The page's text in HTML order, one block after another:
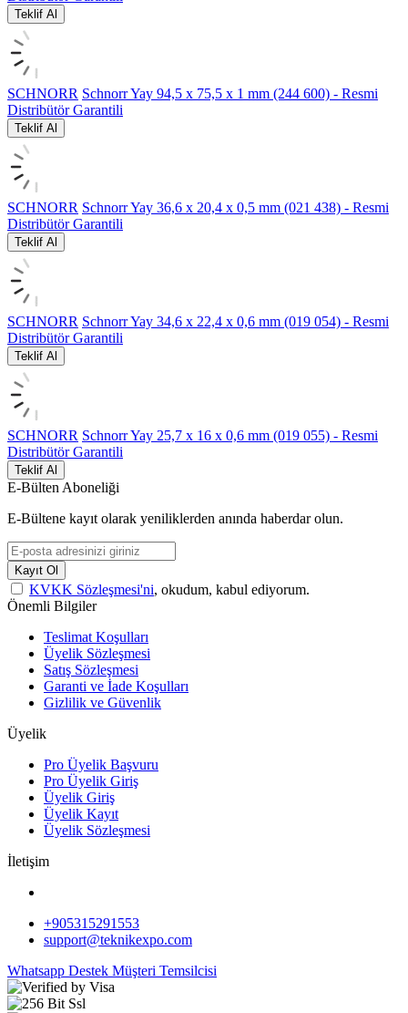
Teklif Al
SCHNORR Schnorr Yay 94,5 x 75,5 x 1 mm (244 600) - Resmi
Distribütör Garantili
Teklif Al
SCHNORR Schnorr Yay 36,6 x 20,4 x 0,5 mm (021 438) - Resmi
Distribütör Garantili
Teklif Al
SCHNORR Schnorr Yay 34,6 x 22,4 x 0,6 mm (019 054) - Resmi
Distribütör Garantili
Teklif Al
SCHNORR Schnorr Yay 25,7 x 16 x 0,6 mm (019 055) - Resmi
Distribütör Garantili
Teklif Al
E-Bülten Aboneliği
E-Bültene kayıt olarak yeniliklerden anında haberdar olun.
Kayıt Ol
KVKK Sözleşmesi'ni, okudum, kabul ediyorum.
Önemli Bilgiler
Teslimat Koşulları
Üyelik Sözleşmesi
Satış Sözleşmesi
Garanti ve İade Koşulları
Gizlilik ve Güvenlik
Üyelik
Pro Üyelik Başvuru
Pro Üyelik Giriş
Üyelik Giriş
Üyelik Kayıt
Üyelik Sözleşmesi
İletişim
+905315291553
support@teknikexpo.com
Whatsapp Destek Müşteri Temsilcisi